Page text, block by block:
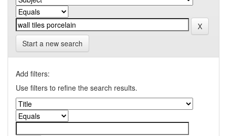
Start a new search
Add filters:
Use filters to refine the search results.